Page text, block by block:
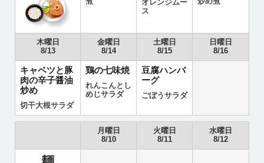
オレンジムー
ス
木曜日
8/13
金曜日
8/14
土曜日
8/15
日曜日
8/16
キャベツと豚
肉の辛子醤油
炒め
切干大根サラダ
鶏の七味焼
れんこんとし
めじサラダ
豆腐ハンバ
ーグ
ごぼうサラダ
月曜日
8/10
火曜日
8/11
水曜日
8/12